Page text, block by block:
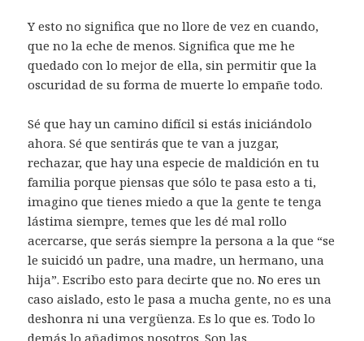
Y esto no significa que no llore de vez en cuando,
que no la eche de menos. Significa que me he
quedado con lo mejor de ella, sin permitir que la
oscuridad de su forma de muerte lo empañe todo.
Sé que hay un camino difícil si estás iniciándolo
ahora. Sé que sentirás que te van a juzgar,
rechazar, que hay una especie de maldición en tu
familia porque piensas que sólo te pasa esto a ti,
imagino que tienes miedo a que la gente te tenga
lástima siempre, temes que les dé mal rollo
acercarse, que serás siempre la persona a la que “se
le suicidó un padre, una madre, un hermano, una
hija”. Escribo esto para decirte que no. No eres un
caso aislado, esto le pasa a mucha gente, no es una
deshonra ni una vergüenza. Es lo que es. Todo lo
demás lo añadimos nosotros. Son las